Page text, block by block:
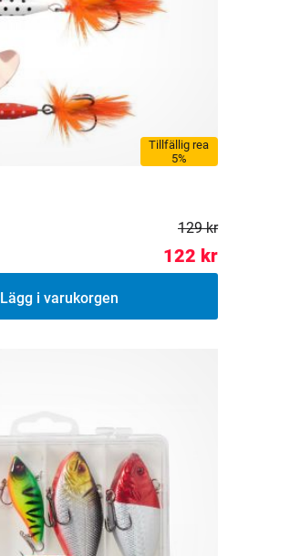
Tillfällig rea
5%
129 kr
122 kr
Lägg i varukorgen